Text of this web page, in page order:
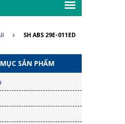
SH ABS 29E-011ED
SẢN PHẨM